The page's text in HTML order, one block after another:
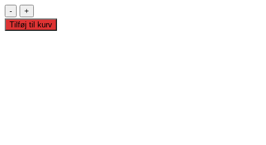
Katten
på
Tilføj til kurv